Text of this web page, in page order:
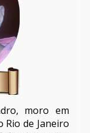
moro em
de Janeiro